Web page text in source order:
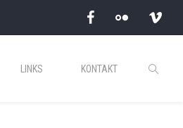
LINKS KONTAKT